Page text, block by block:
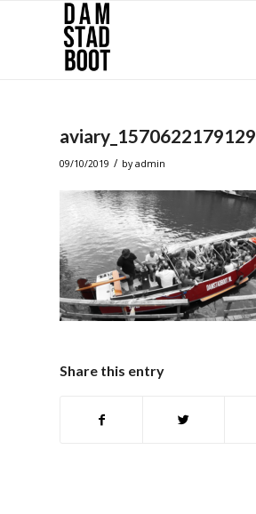
aviary_1570622179129
09/10/2019 / byadmin
Share this entry